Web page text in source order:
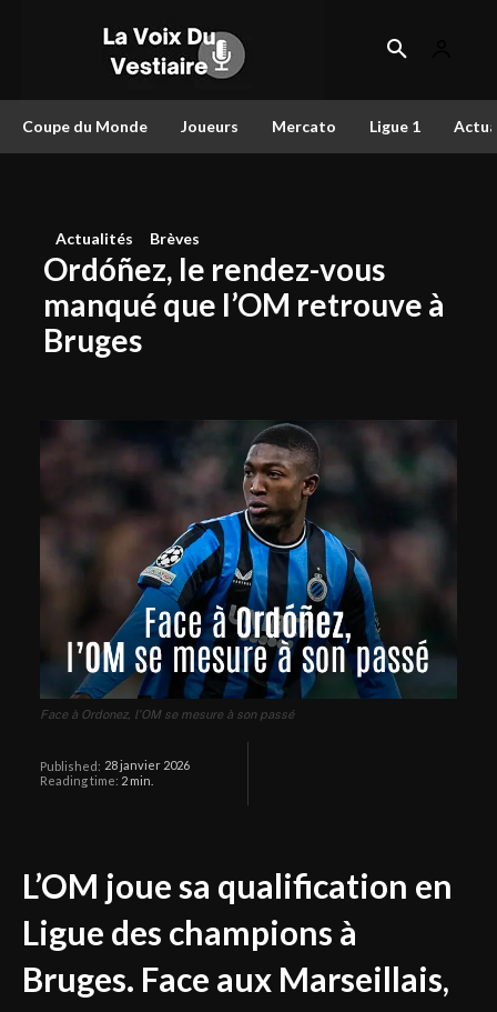
Coupe du Monde Joueurs Mercato Ligue 1
Actualités Brèves
Ordóñez, le rendez-vous
manqué que l’OM retrouve à
Bruges
Face à Ordonez, l'OM se mesure à son passé
Published: 28 janvier 2026
Reading time: 2 min.
L’OM joue sa qualification en
Ligue des champions à
Bruges. Face aux Marseillais,